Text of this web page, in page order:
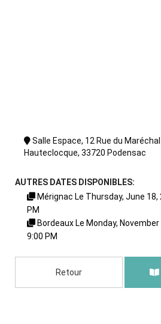
Hauteclocque, 33720 Podensac
AUTRES DATES DISPONIBLES:
PM
9:00 PM
Retour